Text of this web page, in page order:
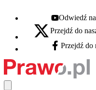
Youtube - otwiera
Odwiedź
X - otwiera się w nowej
Przejdź do
Facebook -
Przejdź do